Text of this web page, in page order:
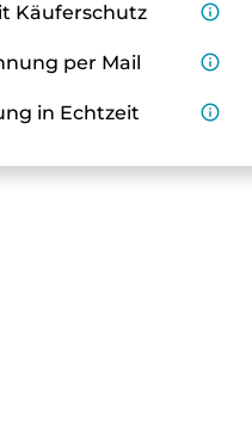
Käuferschutz info_outline
per Mail info_outline
in Echtzeit info_outline